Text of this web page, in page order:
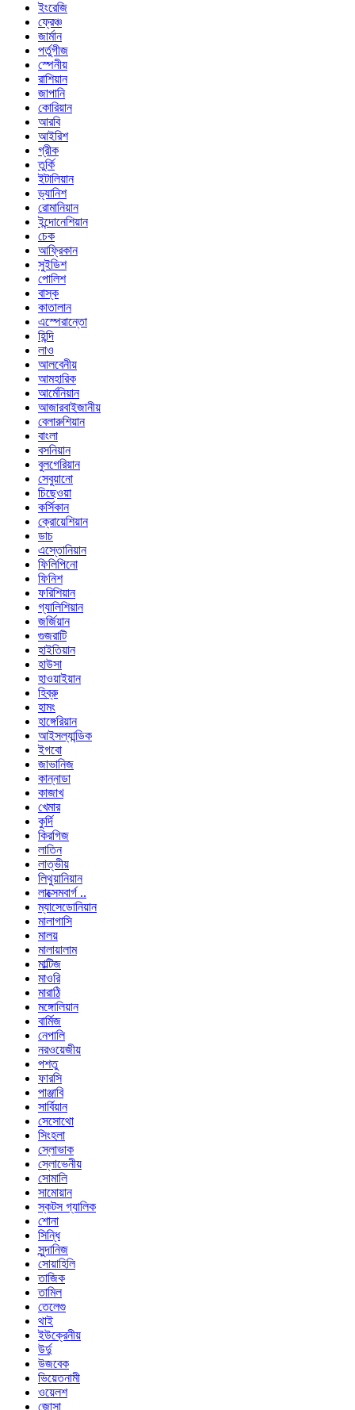
ইংরেজি
ফ্রেঞ্চ
জার্মান
পর্তুগীজ
স্পেনীয়
রাশিয়ান
জাপানি
কোরিয়ান
আরবি
আইরিশ
গ্রীক
তুর্কি
ইটালিয়ান
ড্যানিশ
রোমানিয়ান
ইন্দোনেশিয়ান
চেক
আফ্রিকান
সুইডিশ
পোলিশ
বাস্ক
কাতালান
এস্পেরান্তো
হিন্দি
লাও
আলবেনীয়
আমহারিক
আর্মেনিয়ান
আজারবাইজানীয়
বেলারুশিয়ান
বাংলা
বসনিয়ান
বুলগেরিয়ান
সেবুয়ানো
চিছেওয়া
কর্সিকান
ক্রোয়েশিয়ান
ডাচ
এস্তোনিয়ান
ফিলিপিনো
ফিনিশ
ফরিশিয়ান
গ্যালিশিয়ান
জর্জিয়ান
গুজরাটি
হাইতিয়ান
হাউসা
হাওয়াইয়ান
হিব্রু
হামং
হাঙ্গেরিয়ান
আইসল্যান্ডিক
ইগবো
জাভানিজ
কান্নাডা
কাজাখ
খেমার
কুর্দি
কিরগিজ
লাতিন
লাত্ভীয়
লিথুয়ানিয়ান
লাক্সেমবার্গ ..
ম্যাসেডোনিয়ান
মালাগাসি
মালয়
মালায়ালাম
মাল্টিজ
মাওরি
মারাঠি
মঙ্গোলিয়ান
বার্মিজ
নেপালি
নরওয়েজীয়
পশতু
ফারসি
পাঞ্জাবি
সার্বিয়ান
সেসোথো
সিংহলা
স্লোভাক
স্লোভেনীয়
সোমালি
সামোয়ান
স্কটস গ্যালিক
শোনা
সিন্ধি
সুন্দানিজ
সোয়াহিলি
তাজিক
তামিল
তেলেগু
থাই
ইউক্রেনীয়
উর্দু
উজবেক
ভিয়েতনামী
ওয়েলশ
জোসা